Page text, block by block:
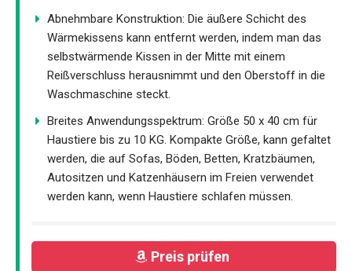
Abnehmbare Konstruktion: Die äußere Schicht des
Wärmekissens kann entfernt werden, indem man das
selbstwärmende Kissen in der Mitte mit einem
Reißverschluss herausnimmt und den Oberstoff in die
Waschmaschine steckt.
Breites Anwendungsspektrum: Größe 50 x 40 cm für
Haustiere bis zu 10 KG. Kompakte Größe, kann gefaltet
werden, die auf Sofas, Böden, Betten, Kratzbäumen,
Autositzen und Katzenhäusern im Freien verwendet
werden kann, wenn Haustiere schlafen müssen.
Preis prüfen